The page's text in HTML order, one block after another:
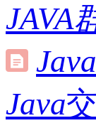
JAVA
Java
Java